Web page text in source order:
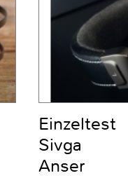
Einzeltest
Sivga
Anser